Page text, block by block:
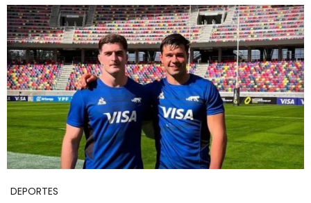
DEPORTES